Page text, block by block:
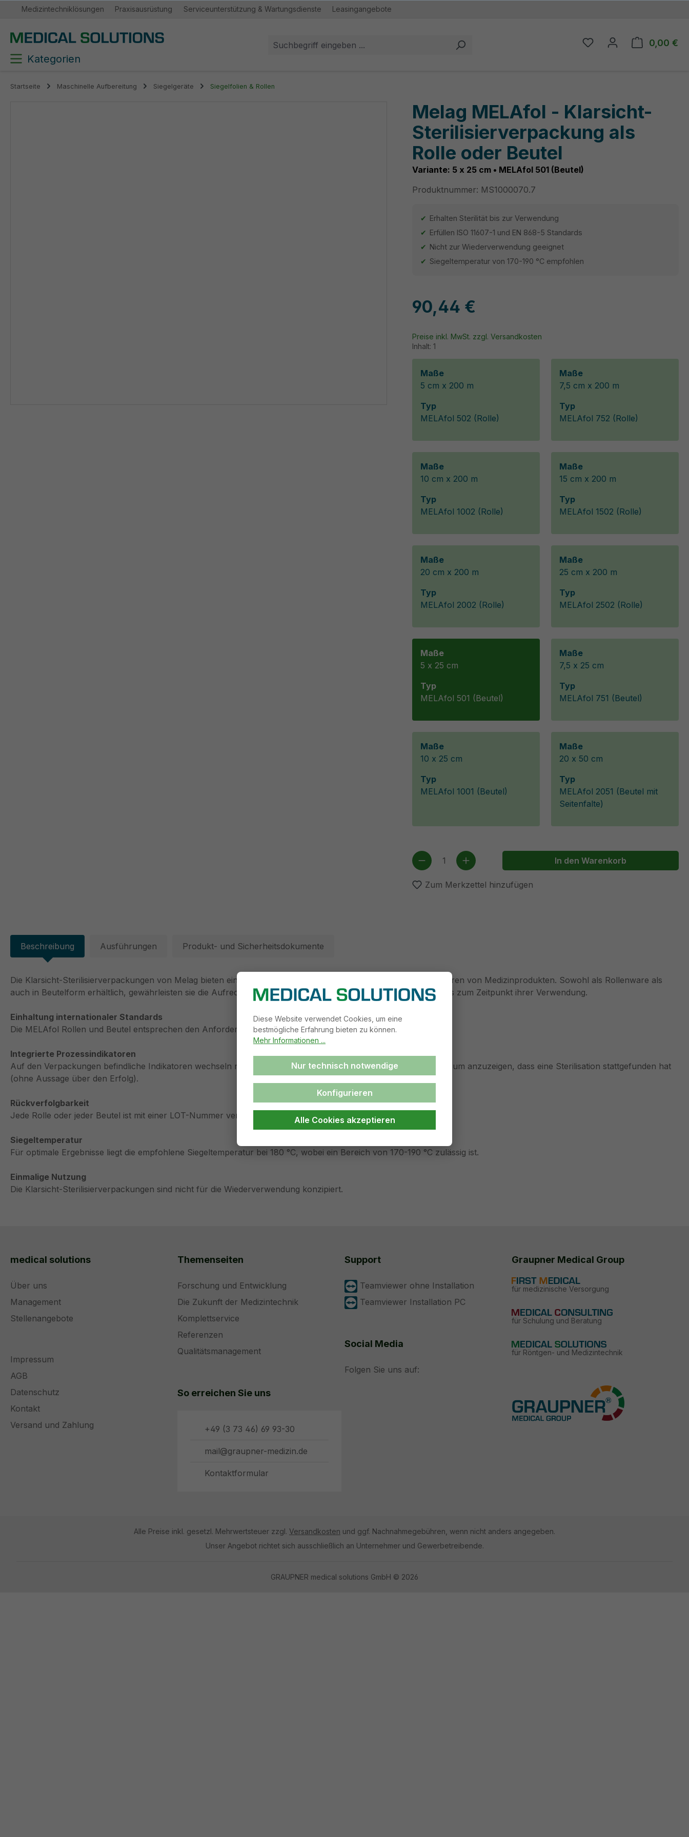
Zur Hauptnavigation springen
Medizintechniklösungen Praxisausrüstung Serviceunterstützung & Wartungsdienste Leasingangebote
Du hast 0 Produkte
0,00 €
Kategorien
Startseite Maschinelle Aufbereitung Siegelgeräte Siegelfolien & Rollen
Melag MELAfol - Klarsicht-
Sterilisierverpackung als
Rolle oder Beutel
Variante: 5 x 25 cm • MELAfol 501 (Beutel)
Produktnummer: MS1000070.7
Erhalten Sterilität bis zur Verwendung
Erfüllen ISO 11607-1 und EN 868-5 Standards
Nicht zur Wiederverwendung geeignet
Siegeltemperatur von 170-190 °C empfohlen
90,44 €
Inhalt: 1
Preise inkl. MwSt. zzgl. Versandkosten
Maße
5 cm x 200 m
Typ
MELAfol 502 (Rolle)
Maße
7,5 cm x 200 m
Typ
MELAfol 752 (Rolle)
Maße
10 cm x 200 m
Typ
MELAfol 1002 (Rolle)
Maße
15 cm x 200 m
Typ
MELAfol 1502 (Rolle)
Maße
20 cm x 200 m
Typ
MELAfol 2002 (Rolle)
Maße
25 cm x 200 m
Typ
MELAfol 2502 (Rolle)
Maße
5 x 25 cm
Typ
MELAfol 501 (Beutel)
Maße
7,5 x 25 cm
Typ
MELAfol 751 (Beutel)
Maße
10 x 25 cm
Typ
MELAfol 1001 (Beutel)
Maße
20 x 50 cm
Typ
MELAfol 2051 (Beutel mit
Seitenfalte)
Produkt Anzahl: Gib den gewünschten Wert
In den Warenkorb
Zum Merkzettel hinzufügen
Beschreibung Ausführungen Produkt- und Sicherheitsdokumente
Die Klarsicht-Sterilisierverpackungen von Melag bieten eine zuverlässige Lösung für das Verpacken und Sterilisieren von Medizinprodukten. Sowohl als Rollenware als
auch in Beutelform erhältlich, gewährleisten sie die Aufrechterhaltung der Sterilität der eingepackten Produkte bis zum Zeitpunkt ihrer Verwendung.
Einhaltung internationaler Standards
Die MELAfol Rollen und Beutel entsprechen den Anforderungen der ISO 11607-1 und EN 868-5.
Integrierte Prozessindikatoren
Auf den Verpackungen befindliche Indikatoren wechseln nach Dampfsterilisation ihre Farbe von rosa auf braun, um anzuzeigen, dass eine Sterilisation stattgefunden hat
(ohne Aussage über den Erfolg).
Rückverfolgbarkeit
Jede Rolle oder jeder Beutel ist mit einer LOT-Nummer versehen, die eine Rückverfolgung ermöglicht.
Siegeltemperatur
Für optimale Ergebnisse liegt die empfohlene Siegeltemperatur bei 180 °C, wobei ein Bereich von 170-190 °C zulässig ist.
Einmalige Nutzung
Die Klarsicht-Sterilisierverpackungen sind nicht für die Wiederverwendung konzipiert.
medical solutions
Über uns
Management
Stellenangebote
Impressum
AGB
Datenschutz
Kontakt
Versand und Zahlung
Themenseiten
Forschung und Entwicklung
Die Zukunft der Medizintechnik
Komplettservice
Referenzen
Qualitätsmanagement
So erreichen Sie uns
+49 (3 73 46) 69 93-30
mail@graupner-medizin.de
Kontaktformular
Support
Teamviewer ohne Installation
Teamviewer Installation PC
Social Media
Folgen Sie uns auf:
Graupner Medical Group
für medizinische Versorgung
für Schulung und Beratung
für Röntgen- und Medizintechnik
Alle Preise inkl. gesetzl. Mehrwertsteuer zzgl. Versandkosten und ggf. Nachnahmegebühren, wenn nicht anders angegeben.
Unser Angebot richtet sich ausschließlich an Unternehmer und Gewerbetreibende.
GRAUPNER medical solutions GmbH © 2026
Diese Website verwendet Cookies, um eine
bestmögliche Erfahrung bieten zu können.
Mehr Informationen ...
Nur technisch notwendige
Konfigurieren
Alle Cookies akzeptieren